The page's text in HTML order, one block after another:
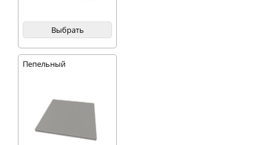
Выбрать
Пепельный